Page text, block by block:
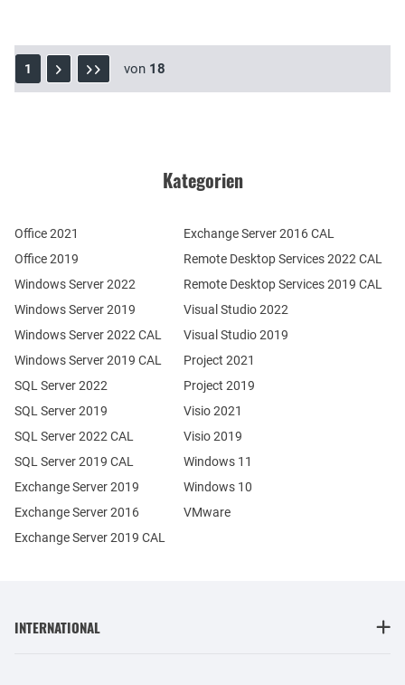
1 von 18
Kategorien
Office 2021
Office 2019
Windows Server 2022
Windows Server 2019
Exchange Server 2019
Exchange Server 2016
SQL Server 2022
SQL Server 2019
Windows Server 2022 CAL
Windows Server 2019 CAL
SQL Server 2022 CAL
SQL Server 2019 CAL
Remote Desktop Services 2022 CAL
Remote Desktop Services 2019 CAL
Exchange Server 2019 CAL
Exchange Server 2016 CAL
Visual Studio 2022
Visual Studio 2019
Project 2021
Project 2019
Visio 2021
Visio 2019
Windows 11
Windows 10
VMware
INTERNATIONAL